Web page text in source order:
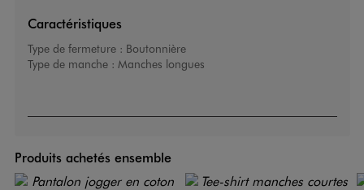
Caractéristiques
Type de fermeture : Boutonnière
Type de manche : Manches longues
Produits achetés ensemble